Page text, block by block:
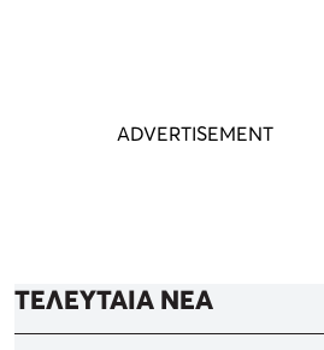
ΤΕΛΕΥΤΑΙΑ ΝΕΑ